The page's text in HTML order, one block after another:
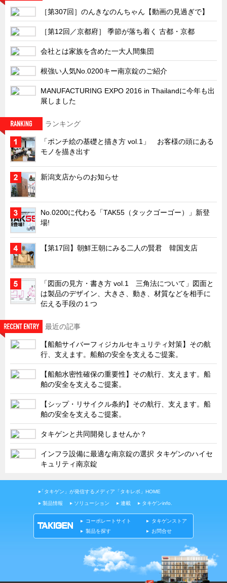
営業、丸ごとフカボリ
Before After
隠れた名品
旬の野菜とタキゲン製品
PICK UP NEWS
図面の見方・書き方
キャビネット工業会規格「CA300」集中講義
ズバッとお悩み解決 テクニカル Q and A
瀧源点回帰
光る技術！未来へのモノづくり
ちょっとユニークなお客様
ビジサスニュース
ECOLOGY NEWS SCRAMBLE
わが街わが支店
支店所在地（歴史探訪）
ニッポン再発見
あれこれWATCH
こんなとき、どう言うの?
４コマ漫画 のんきなのんちゃん
CATEGORY タキゲンinfo.
お知らせ
展示会情報／出展告知
展示会情報／報告レポート
工場見学
海外出張
社外セミナー
110周年企画
展示トラック
［第307回］のんきなのんちゃん【動画の見過ぎで】
［第12回／京都府］ 季節が落ち着く 古都・京都
会社とは家族を含めた一大人間集団
根強い人気No.0200キー南京錠のご紹介
MANUFACTURING EXPO 2016 in Thailandに今年も出
展しました
ランキング
「ポンチ絵の基礎と描き方 vol.1」 お客様の頭にある
モノを描き出す
新潟支店からのお知らせ
No.0200に代わる「TAK55（タックゴーゴー）」新登
場!
【第17回】朝鮮王朝にみる二人の賢君 韓国支店
「図面の見方・書き方 vol.1 三角法について」図面と
は製品のデザイン、大きさ、動き、材質などを相手に
伝える手段の１つ
最近の記事
【船舶サイバーフィジカルセキュリティ対策】その航
行、支えます。船舶の安全を支えるご提案。
【船舶水密性確保の重要性】その航行、支えます。船
舶の安全を支えるご提案。
【シップ・リサイクル条約】その航行、支えます。船
舶の安全を支えるご提案。
タキゲンと共同開発しませんか？
インフラ設備に最適な南京錠の選択 タキゲンのハイセ
キュリティ南京錠
「タキゲン」が発信するメディア「タキレポ」HOME
製品情報 ソリューション 連載 タキゲンinfo.
コーポレートサイト
タキゲンストア
製品を探す
お問合せ